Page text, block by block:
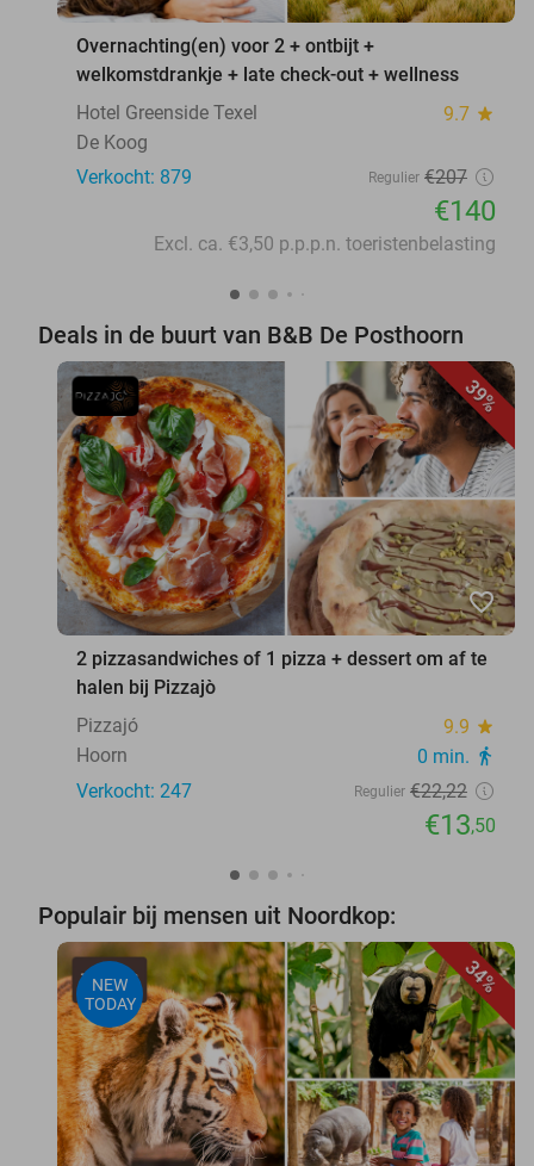
Overnachting(en) voor 2 + ontbijt +
welkomstdrankje + late check-out + wellness
Hotel Greenside Texel
9.7 star
De Koog
Verkocht: 879
Regulier €207
€140
Excl. ca. €3,50 p.p.p.n. toeristenbelasting
Deals in de buurt van B&B De Posthoorn
39%
favorite_border
2 pizzasandwiches of 1 pizza + dessert om af te
halen bij Pizzajò
Pizzajó
9.9 star
Hoorn 0 min. directions_walk
Verkocht: 247 Regulier €22,22
€13,50
Populair bij mensen uit Noordkop:
34%
NEW
TODAY